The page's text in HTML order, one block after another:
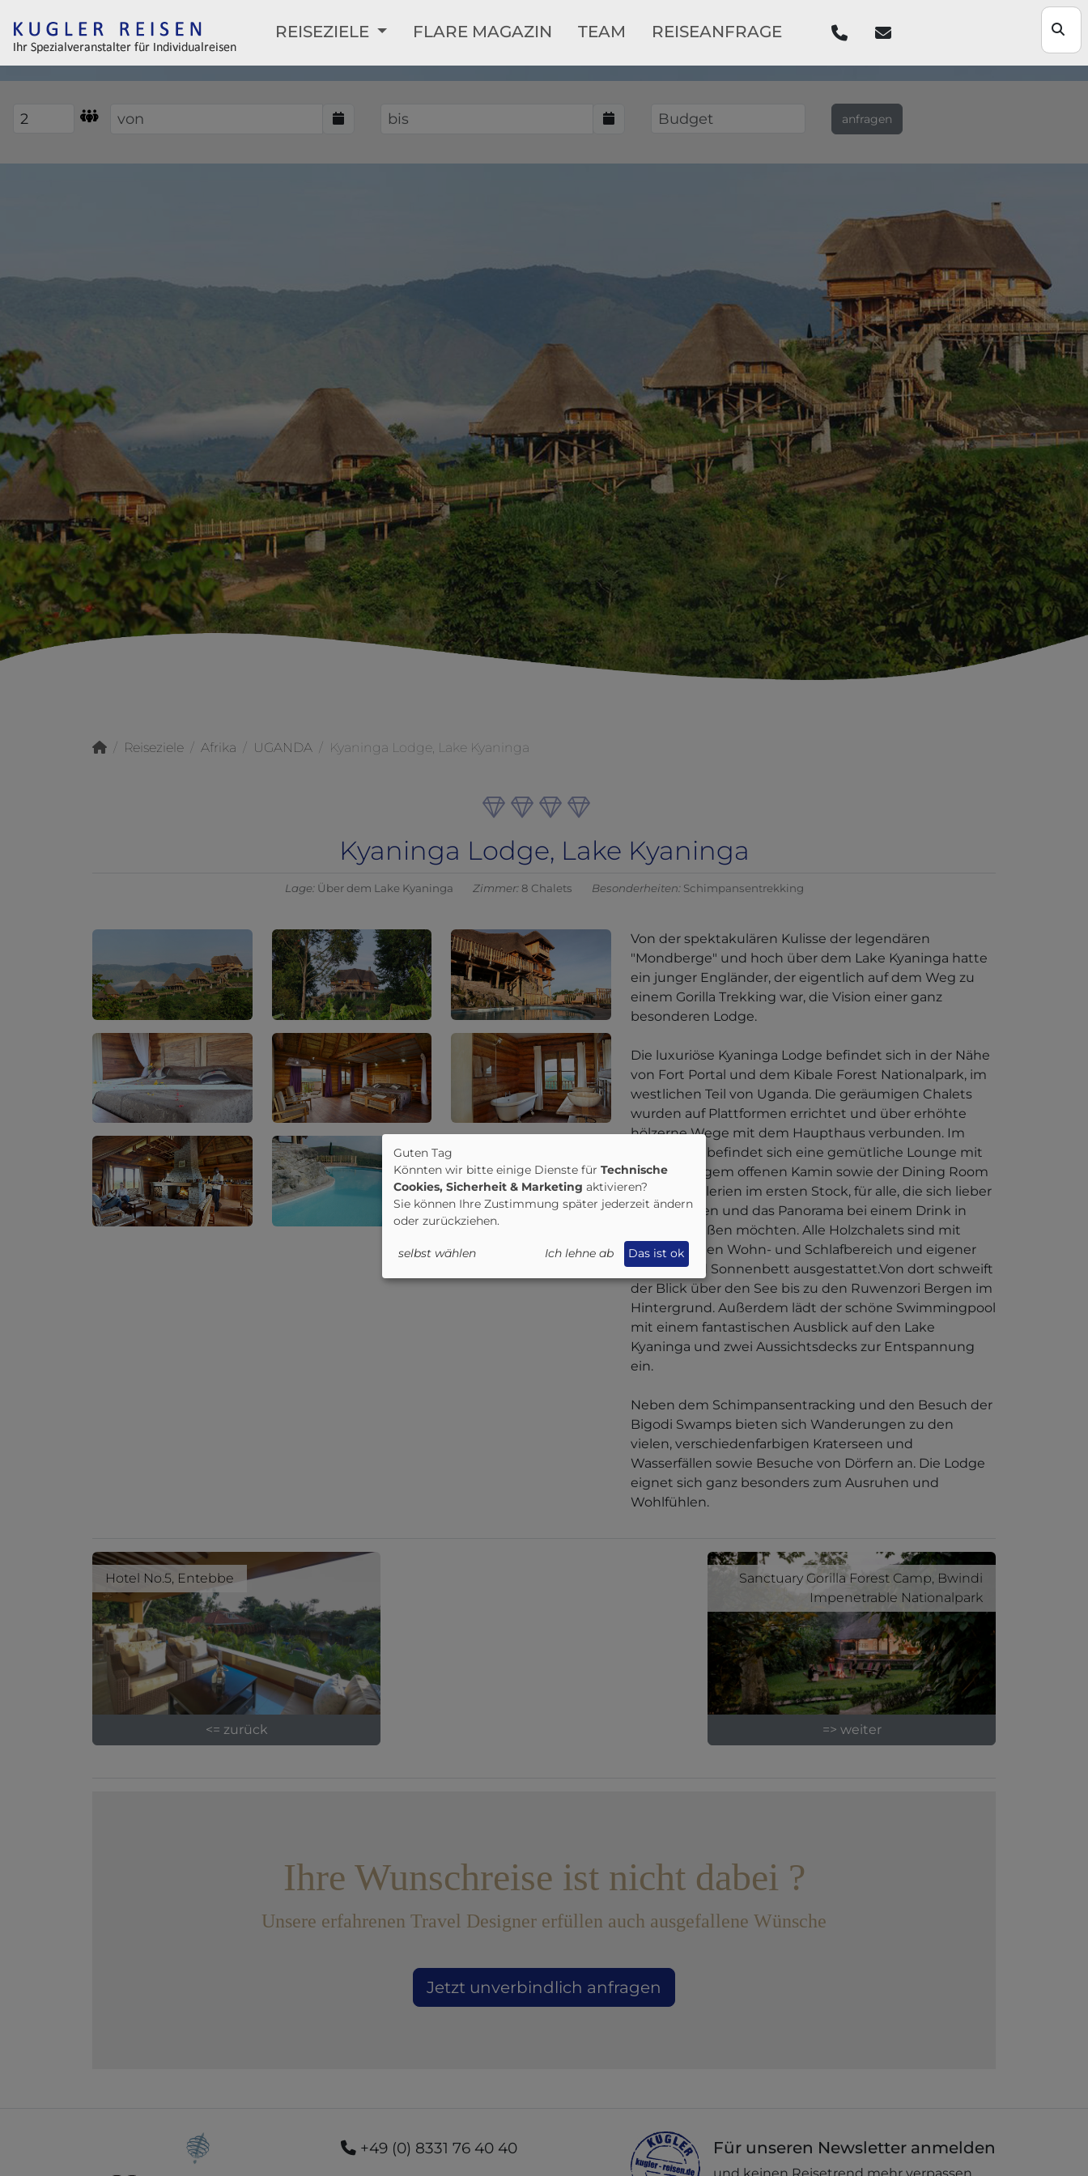
REISEZIELE FLARE MAGAZIN TEAM REISEANFRAGE
anfragen
Reiseziele Afrika UGANDA Kyaninga Lodge, Lake Kyaninga
Kyaninga Lodge, Lake Kyaninga
Lage:Über dem Lake Kyaninga Zimmer:8 Chalets Besonderheiten:Schimpansentrekking
Von der spektakulären Kulisse der legendären
"Mondberge" und hoch über dem Lake Kyaninga hatte
ein junger Engländer, der eigentlich auf dem Weg zu
einem Gorilla Trekking war, die Vision einer ganz
besonderen Lodge.
Die luxuriöse Kyaninga Lodge befindet sich in der Nähe
von Fort Portal und dem Kibale Forest Nationalpark, im
westlichen Teil von Uganda. Die geräumigen Chalets
wurden auf Plattformen errichtet und über erhöhte
hölzerne Wege mit dem Haupthaus verbunden. Im
Haupthaus befindet sich eine gemütliche Lounge mit
doppelseitigem offenen Kamin sowie der Dining Room
mit zwei Galerien im ersten Stock, für alle, die sich lieber
zurückziehen und das Panorama bei einem Drink in
Ruhe genießen möchten. Alle Holzchalets sind mit
einem großen Wohn- und Schlafbereich und eigener
Terasse und Sonnenbett ausgestattet.Von dort schweift
der Blick über den See bis zu den Ruwenzori Bergen im
Hintergrund. Außerdem lädt der schöne Swimmingpool
mit einem fantastischen Ausblick auf den Lake
Kyaninga und zwei Aussichtsdecks zur Entspannung
ein.
Neben dem Schimpansentracking und den Besuch der
Bigodi Swamps bieten sich Wanderungen zu den
vielen, verschiedenfarbigen Kraterseen und
Wasserfällen sowie Besuche von Dörfern an. Die Lodge
eignet sich ganz besonders zum Ausruhen und
Wohlfühlen.
Hotel No.5, Entebbe
<= zurück
Sanctuary Gorilla Forest Camp, Bwindi
Impenetrable Nationalpark
=> weiter
Ihre Wunschreise ist nicht dabei ?
Unsere erfahrenen Travel Designer erfüllen auch ausgefallene Wünsche
Jetzt unverbindlich anfragen
+49 (0) 8331 76 40 40
Für unseren Newsletter anmelden
Guten Tag
Könnten wir bitte einige Dienste für Technische
Cookies, Sicherheit & Marketing aktivieren?
Sie können Ihre Zustimmung später jederzeit ändern
oder zurückziehen.
selbst wählen Ich lehne ab Das ist ok